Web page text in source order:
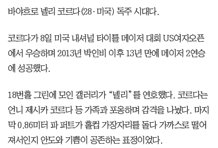
바야흐로 넬리 코르다(28·미국) 독주 시대다.
코르다가 8일 미국 내셔널 타이틀 메이저 대회 US여자오픈
에서 우승하며 2013년 박인비 이후 13년 만에 메이저 2연승
에 성공했다.
18번홀 그린에 모인 갤러리가 “넬리”를 연호했다. 코르다는
언니 제시카 코르다 등 가족과 포옹하며 감격을 나눴다. 마지
막 0.86미터 파 퍼트가 홀컵 가장자리를 돌다 가까스로 떨어
져서인지 안도와 기쁨이 공존하는 표정이었다.